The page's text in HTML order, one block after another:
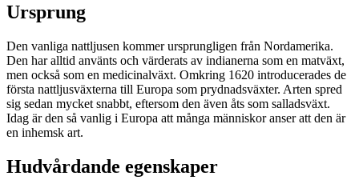
Ursprung
Den vanliga nattljusen kommer ursprungligen från Nordamerika.
Den har alltid använts och värderats av indianerna som en matväxt,
men också som en medicinalväxt. Omkring 1620 introducerades de
första nattljusväxterna till Europa som prydnadsväxter. Arten spred
sig sedan mycket snabbt, eftersom den även åts som salladsväxt.
Idag är den så vanlig i Europa att många människor anser att den är
en inhemsk art.
Hudvårdande egenskaper